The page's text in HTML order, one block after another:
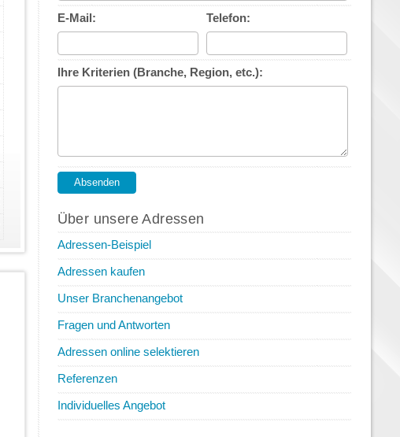
E-Mail: Telefon:
Ihre Kriterien (Branche, Region, etc.):
Über unsere Adressen
Adressen-Beispiel
Adressen kaufen
Unser Branchenangebot
Fragen und Antworten
Adressen online selektieren
Referenzen
Individuelles Angebot